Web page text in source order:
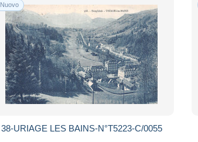
Nuovo
38-URIAGE LES BAINS-N°T5223-C/0055